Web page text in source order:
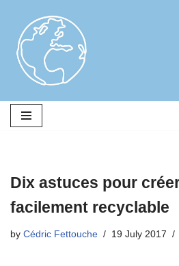
Skip
to
content
Dix astuces pour
facilement recyclable
by Cédric Fettouche 19 July 2017